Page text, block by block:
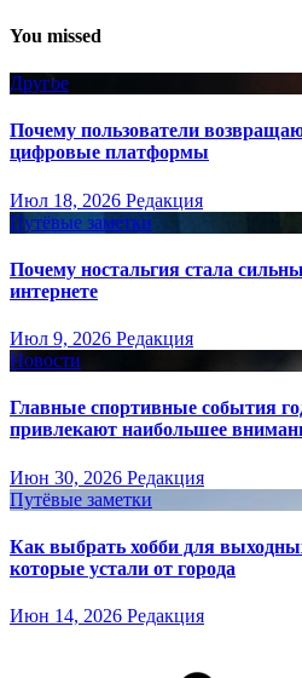
You missed
Другое
Почему пользователи
цифровые платформы
Июл 18, 2026 Редакция
Путёвые заметки
Почему ностальгия стала
интернете
Июл 9, 2026 Редакция
Новости
Главные спортивные события
привлекают наибольшее
Июн 30, 2026 Редакция
Путёвые заметки
Как выбрать хобби для
которые устали от города
Июн 14, 2026 Редакция